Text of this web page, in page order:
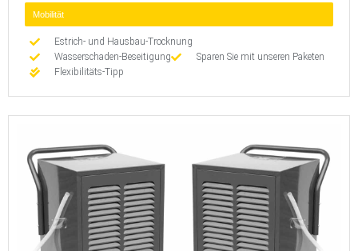
Mobilität
Estrich- und Hausbau-Trocknung
Wasserschaden-Beseitigung
Sparen Sie mit unseren Paketen
Flexibilitäts-Tipp